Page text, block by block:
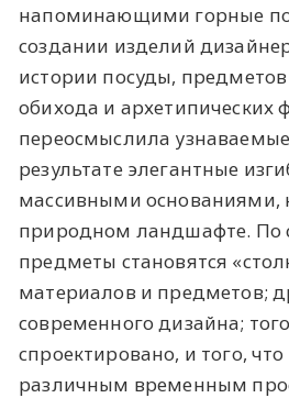
напоминающими горные
создании изделий
истории посуды,
обихода и архетипических
переосмыслила
результате элегантные
массивными
природном ландшафте. По
предметы становятся
материалов и предметов;
современного дизайна;
спроектировано, и того,
различным временным